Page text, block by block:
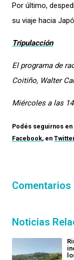
Por último,
su viaje hacia
Tripulacción
El programa de
Coitiño, Walter
Miércoles a las
Podés seguirnos
Facebook, en
Comentarios
Noticias